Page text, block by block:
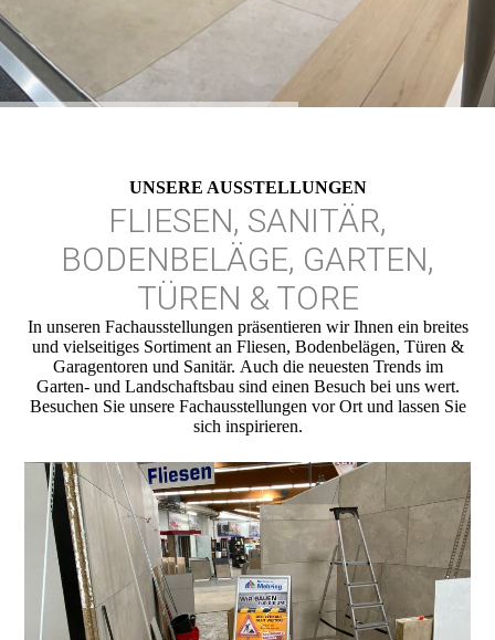
UNSERE AUSSTELLUNGEN
FLIESEN, SANITÄR,
BODENBELÄGE, GARTEN,
TÜREN & TORE
In unseren Fachausstellungen präsentieren wir Ihnen ein breites
und vielseitiges Sortiment an Fliesen, Bodenbelägen, Türen &
Garagentoren und Sanitär. Auch die neuesten Trends im
Garten- und Landschaftsbau sind einen Besuch bei uns wert.
Besuchen Sie unsere Fachausstellungen vor Ort und lassen Sie
sich inspirieren.